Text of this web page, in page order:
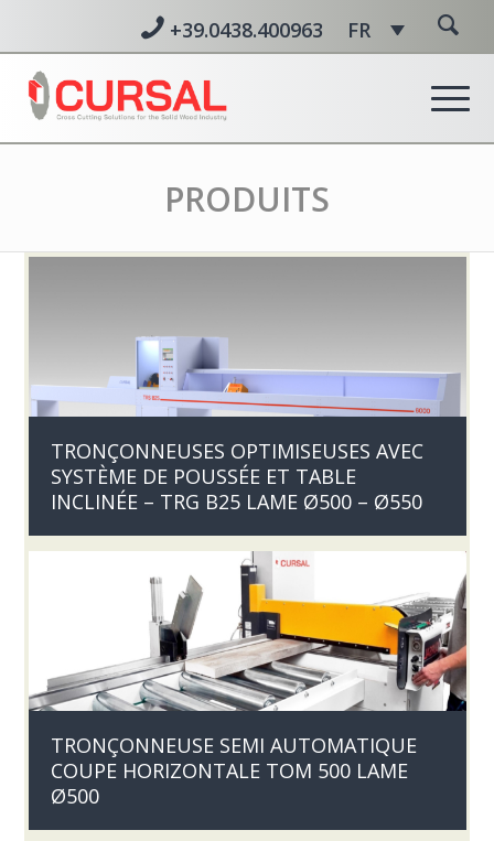
FR
+39.0438.400963
PRODUITS
TRONÇONNEUSES OPTIMISEUSES AVEC
SYSTÈME DE POUSSÉE ET TABLE
INCLINÉE – TRG B25 LAME Ø500 – Ø550
TRONÇONNEUSE SEMI AUTOMATIQUE
COUPE HORIZONTALE TOM 500 LAME
Ø500